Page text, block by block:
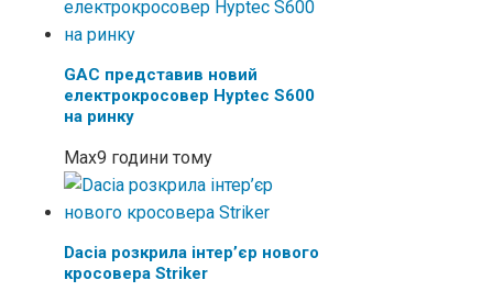
GAC представив новий
електрокросовер Hyptec S600
на ринку
Max9 години тому
Dacia розкрила інтер’єр нового
кросовера Striker